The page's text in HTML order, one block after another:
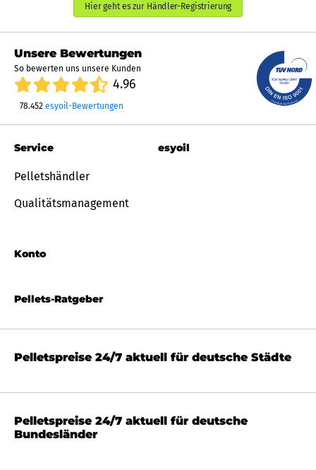
Hier geht es zur Händler-Registrierung
Unsere Bewertungen
So bewerten uns unsere Kunden
4.96
78.452 esyoil-Bewertungen
Pellets-Ratgeber
Service
Pelletshändler
Qualitätsmanagement
Konto
esyoil
Pelletspreise 24/7 aktuell für deutsche Städte
Pelletspreise 24/7 aktuell für deutsche
Bundesländer